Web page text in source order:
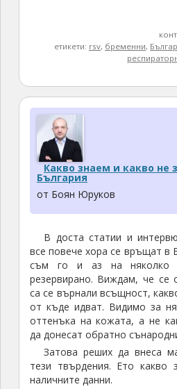
етикети: rsv, бременни,
Какво знаем и какво
България
от Боян Юруков
В доста статии и
все повече хора се връщат в
съм го и аз на няколко
резервирано. Виждам, че се
са се върнали всъщност,
от къде идват. Видимо за
оттенъка на кожата, а не
да донесат обратно
Затова реших да внеса
тези твърдения. Ето
наличните данни.